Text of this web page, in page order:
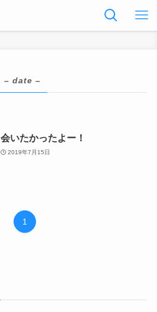
– date –
会いたかったよー！
2019年7月15日
1